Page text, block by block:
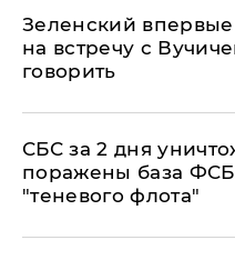
Зеленский
на встречу с
говорить
СБС за 2 дня
поражены база
"теневого флота"